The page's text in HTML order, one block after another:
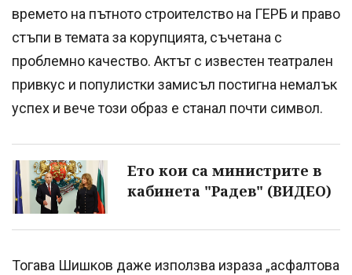
времето на пътното строителство на ГЕРБ и право
стъпи в темата за корупцията, съчетана с
проблемно качество. Актът с известен театрален
привкус и популистки замисъл постигна немалък
успех и вече този образ е станал почти символ.
Ето кои са министрите в
кабинета "Радев" (ВИДЕО)
Тогава Шишков даже използва израза „асфалтова